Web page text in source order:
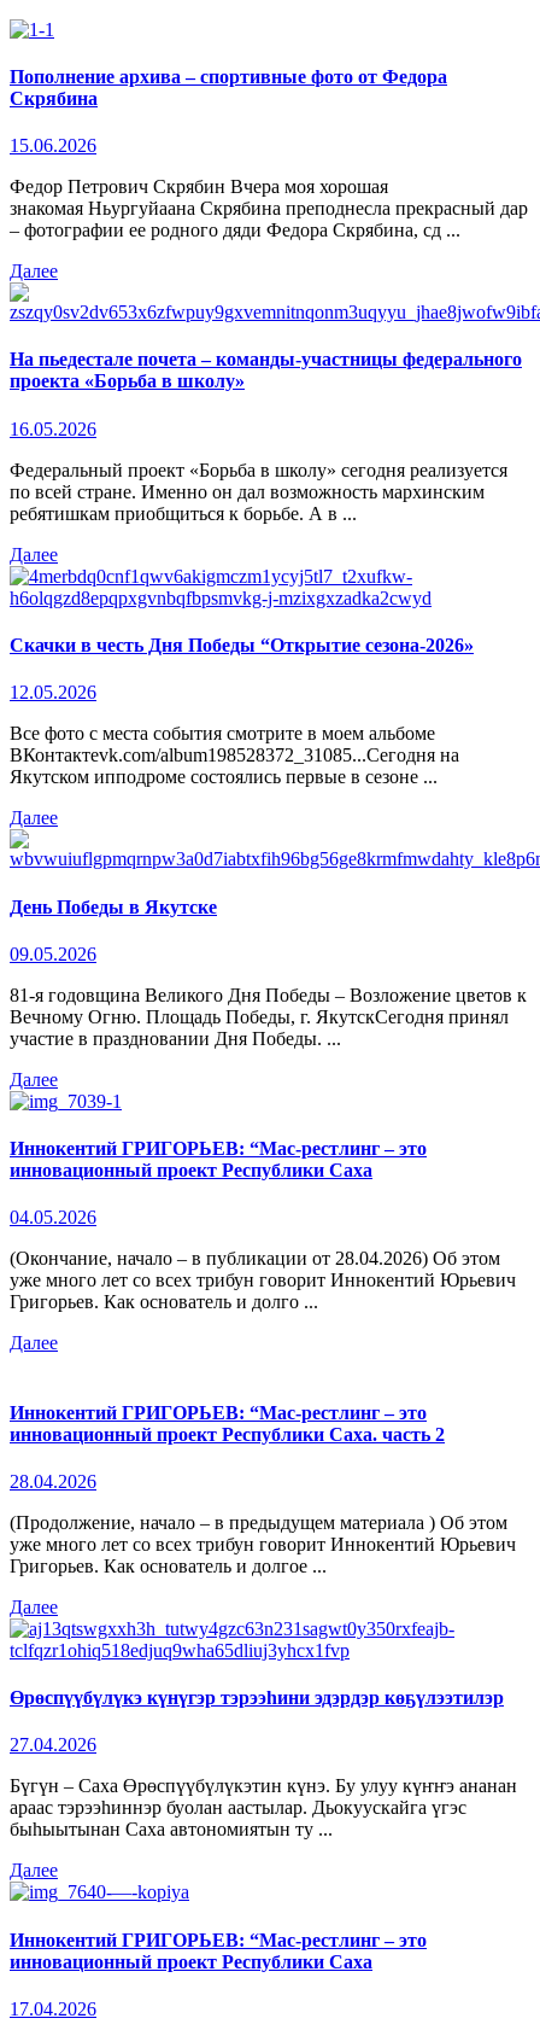
Пополнение архива – спортивные фото от Федора
Скрябина
15.06.2026
Федор Петрович Скрябин Вчера моя хорошая
знакомая Ньургуйаана Скрябина преподнесла прекрасный дар
– фотографии ее родного дяди Федора Скрябина, сд ...
Далее
На пьедестале почета – команды-участницы федерального
проекта «Борьба в школу»
16.05.2026
Федеральный проект «Борьба в школу» сегодня реализуется
по всей стране. Именно он дал возможность мархинским
ребятишкам приобщиться к борьбе. А в ...
Далее
Скачки в честь Дня Победы “Открытие сезона-2026»
12.05.2026
Все фото с места события смотрите в моем альбоме
ВКонтактеvk.com/album198528372_31085...Сегодня на
Якутском ипподроме состоялись первые в сезоне ...
Далее
День Победы в Якутске
09.05.2026
81-я годовщина Великого Дня Победы – Возложение цветов к
Вечному Огню. Площадь Победы, г. ЯкутскСегодня принял
участие в праздновании Дня Победы. ...
Далее
Иннокентий ГРИГОРЬЕВ: “Мас-рестлинг – это
инновационный проект Республики Саха
04.05.2026
(Окончание, начало – в публикации от 28.04.2026) Об этом
уже много лет со всех трибун говорит Иннокентий Юрьевич
Григорьев. Как основатель и долго ...
Далее
Иннокентий ГРИГОРЬЕВ: “Мас-рестлинг – это
инновационный проект Республики Саха. часть 2
28.04.2026
(Продолжение, начало – в предыдущем материала ) Об этом
уже много лет со всех трибун говорит Иннокентий Юрьевич
Григорьев. Как основатель и долгое ...
Далее
Өрөспүүбүлүкэ күнүгэр тэрээһини эдэрдэр көҕүлээтилэр
27.04.2026
Бүгүн – Саха Өрөспүүбүлүкэтин күнэ. Бу улуу күҥҥэ ананан
араас тэрээһиннэр буолан аастылар. Дьокуускайга үгэс
быһыытынан Саха автономиятын ту ...
Далее
Иннокентий ГРИГОРЬЕВ: “Мас-рестлинг – это
инновационный проект Республики Саха
17.04.2026